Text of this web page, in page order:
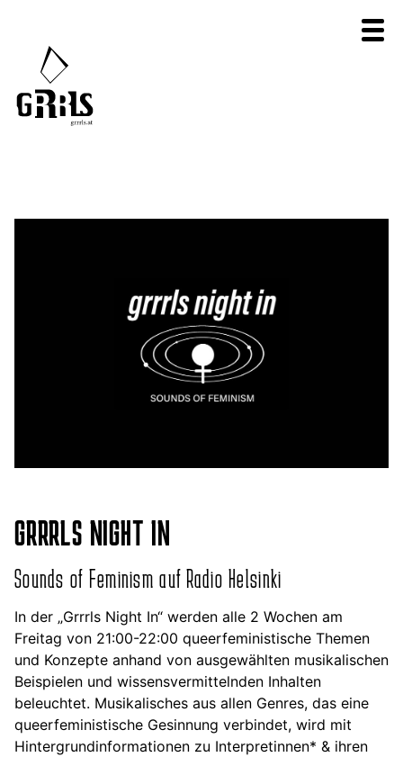
GRRRLS NIGHT IN
Sounds of Feminism auf Radio Helsinki
In der „Grrrls Night In“ werden alle 2 Wochen am
Freitag von 21:00-22:00 queerfeministische Themen
und Konzepte anhand von ausgewählten musikalischen
Beispielen und wissensvermittelnden Inhalten
beleuchtet. Musikalisches aus allen Genres, das eine
queerfeministische Gesinnung verbindet, wird mit
Hintergrundinformationen zu Interpretinnen* & ihren